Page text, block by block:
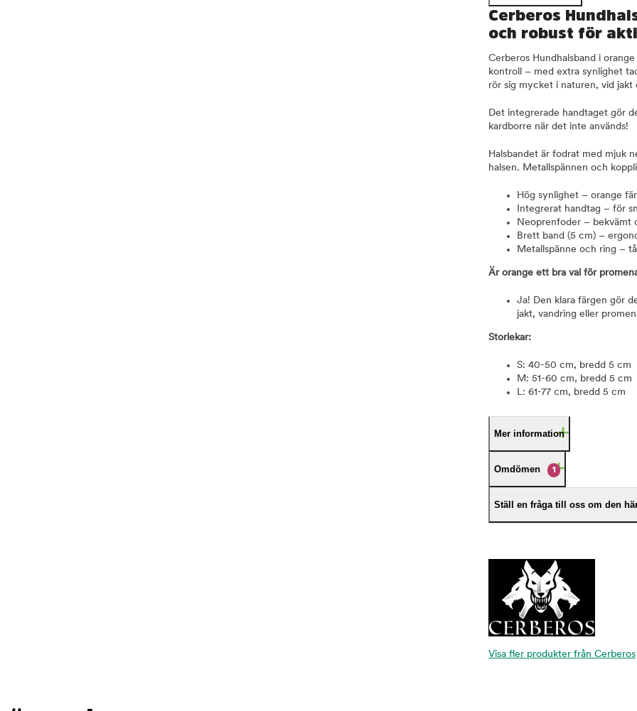
Cerberos
och robust för
Cerberos Hundhalsband i
kontroll – med extra synlighet
rör sig mycket i naturen, vid jakt
Det integrerade handtaget gör
kardborre när det inte används!
Halsbandet är fodrat med mjuk
halsen. Metallspännen och
Hög synlighet – orange
Integrerat handtag – för
Neoprenfoder – bekvämt
Brett band (5 cm) –
Metallspänne och ring –
Är orange ett bra val för
Ja! Den klara färgen gör
jakt, vandring eller
Storlekar:
S: 40-50 cm, bredd 5 cm
M: 51-60 cm, bredd 5 cm
L: 61-77 cm, bredd 5 cm
Mer information
Omdömen 1
Ställ en fråga till oss om den
Visa fler produkter från Cerberos